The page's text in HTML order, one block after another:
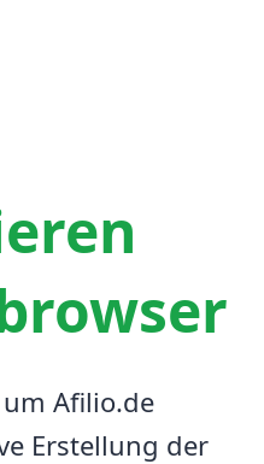
Afilio.de
Erstellung der